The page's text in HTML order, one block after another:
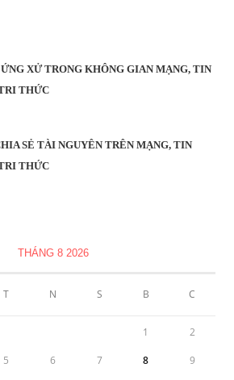
XỬ TRONG KHÔNG GIAN MẠNG, TIN
THỨC
SẺ TÀI NGUYÊN TRÊN MẠNG, TIN
THỨC
THÁNG 8 2026
T N S B C
1 2
5 6 7 8 9